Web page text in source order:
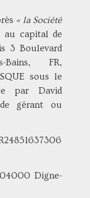
« la Société
au capital de
3 Boulevard
Bains, FR,
sous le
par David
gérant ou
Digne-